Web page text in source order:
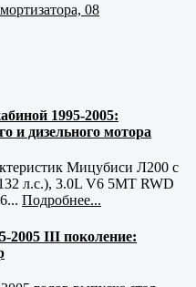
08
1995-2005:
и дизельного мотора
Мицубиси Л200 с
л.с.), 3.0L V6 5MT RWD
Подробнее...
2005 III поколение: